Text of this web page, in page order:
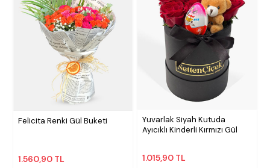
Felicita Renki Gül Buketi
1.560,90 TL
Yuvarlak Siyah Kutuda
Ayıcıklı Kinderli Kırmızı Gül
1.015,90 TL